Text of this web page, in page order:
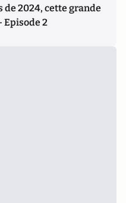
de 2024, cette grande
Episode 2